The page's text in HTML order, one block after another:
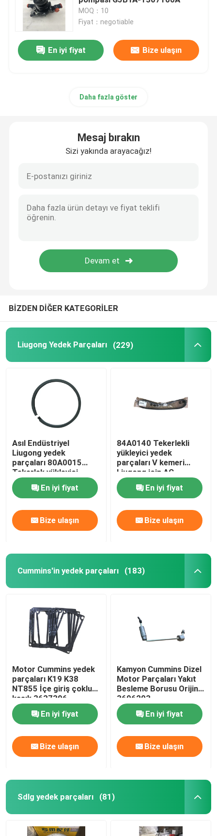
Sdlg yedek parçaları
Komatsu yedek parçaları
İnşaat ekipmanı filtreleri
XCMG Yedek Parçaları
Sinotruk yedek parçaları
Sany Yedek Parça
Perkins yedek parçaları
Lovol Parçaları
Shangchai yedek parçaları
Isuzu Yedek Parçaları
Ingersoll Rand parçaları
Deutz'un yedek parçaları
MOQ：10
Fiyat：negotiable
En iyi fiyat Bize ulaşın
Daha fazla göster
Mesaj bırakın
Sizi yakında arayacağız!
BİZDEN DİĞER KATEGORİLER
Liugong Yedek Parçaları (229)
Asıl Endüstriyel
Liugong yedek
parçaları 80A0015
Tekerlek yükleyici
mühür halkaları
En iyi fiyat
Bize ulaşın
84A0140 Tekerlekli
yükleyici yedek
parçaları V kemeri
Liugong için AC
kompresör
En iyi fiyat
Bize ulaşın
Cummins'in yedek parçaları (183)
Motor Cummins yedek
parçaları K19 K38
NT855 İçe giriş çoklu
kasık 3637396
En iyi fiyat
Bize ulaşın
Kamyon Cummins Dizel
Motor Parçaları Yakıt
Besleme Borusu Orijinal
3696203
En iyi fiyat
Bize ulaşın
Sdlg yedek parçaları (81)